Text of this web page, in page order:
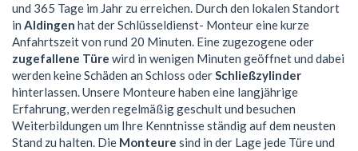
und 365 Tage im Jahr zu erreichen. Durch den lokalen Standort
in Aldingen hat der Schlüsseldienst- Monteur eine kurze
Anfahrtszeit von rund 20 Minuten. Eine zugezogene oder
zugefallene Türe wird in wenigen Minuten geöffnet und dabei
werden keine Schäden an Schloss oderSchließzylinder
hinterlassen. Unsere Monteure haben eine langjährige
Erfahrung, werden regelmäßig geschult und besuchen
Weiterbildungen um Ihre Kenntnisse ständig auf dem neusten
Stand zu halten. Die Monteure sind in der Lage jede Türe und